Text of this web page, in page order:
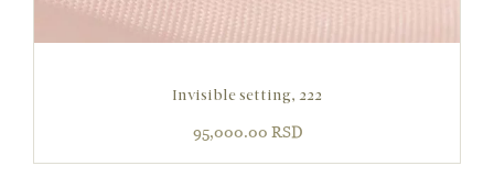
Invisible setting, 222
95,000.00 RSD